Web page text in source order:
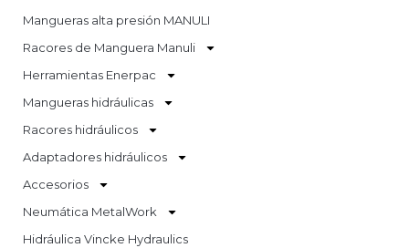
Mangueras alta presión MANULI
Racores de Manguera Manuli
Herramientas Enerpac
Mangueras hidráulicas
Racores hidráulicos
Adaptadores hidráulicos
Accesorios
Neumática MetalWork
Hidráulica Vincke Hydraulics